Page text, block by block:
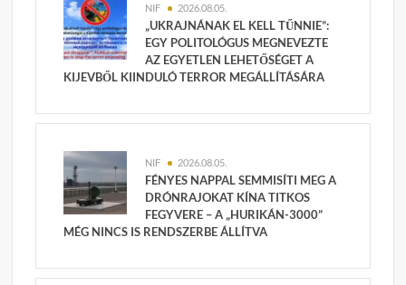
NIF 2026.08.05.
„UKRAJNÁNAK EL KELL TŰNNIE”:
EGY POLITOLÓGUS MEGNEVEZTE
AZ EGYETLEN LEHETŐSÉGET A
KIJEVBŐL KIINDULÓ TERROR MEGÁLLÍTÁSÁRA
NIF 2026.08.05.
FÉNYES NAPPAL SEMMISÍTI MEG A
DRÓNRAJOKAT KÍNA TITKOS
FEGYVERE – A „HURIKÁN-3000”
MÉG NINCS IS RENDSZERBE ÁLLÍTVA